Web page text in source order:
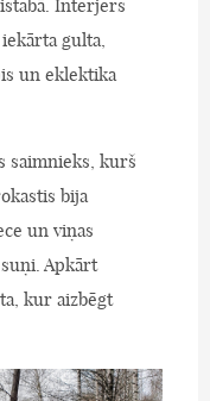
Interjers
gulta,
un eklektika
saimnieks, kurš
bija
un viņas
Apkārt
kur aizbēgt